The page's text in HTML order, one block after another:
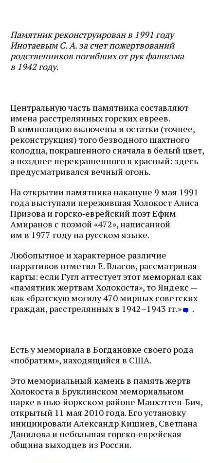
Памятник реконструирован в 1991 году
Инотаевым С. А. за счет пожертвований
родственников погибших от рук фашизма
в 1942 году.
Центральную часть памятника составляют
имена расстрелянных горских евреев.
В композицию включены и остатки (точнее,
реконструкция) того безводного шахтного
колодца, покрашенного сначала в белый цвет,
а позднее перекрашенного в красный: здесь
предусматривался вечный огонь.
На открытии памятника накануне 9 мая 1991
года выступали пережившая Холокост Алиса
Призова и горско‑еврейский поэт Ефим
Амиранов с поэмой «472», написанной
им в 1977 году на русском языке.
Любопытное и характерное различие
нарративов отметил Е. Власов, рассматривая
карты: если Гугл аттестует этот мемориал как
«памятник жертвам Холокоста», то Яндекс —
как «братскую могилу 470 мирных советских
граждан, расстрелянных в 1942–1943 гг.»
.
Есть у мемориала в Богдановке своего рода
«побратим», находящийся в США.
Это мемориальный камень в память жертв
Холокоста в Бруклинском мемориальном
парке в нью‑йоркском районе Манхэттен‑Бич,
открытый 11 мая 2010 года. Его установку
инициировали Александр Кишиев, Светлана
Данилова и небольшая горско‑еврейская
община выходцев из России.